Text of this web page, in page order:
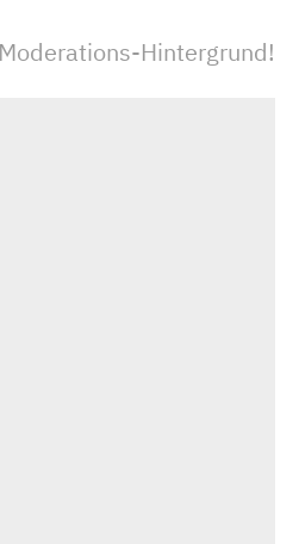
Hintergrund!